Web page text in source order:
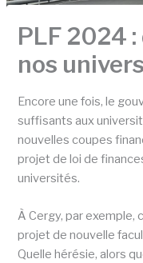
PLF 2024
nos
Encore une fois, le
suffisants aux
nouvelles coupes
projet de loi de
universités.
À Cergy, par exemple,
projet de nouvelle
Quelle hérésie, alors